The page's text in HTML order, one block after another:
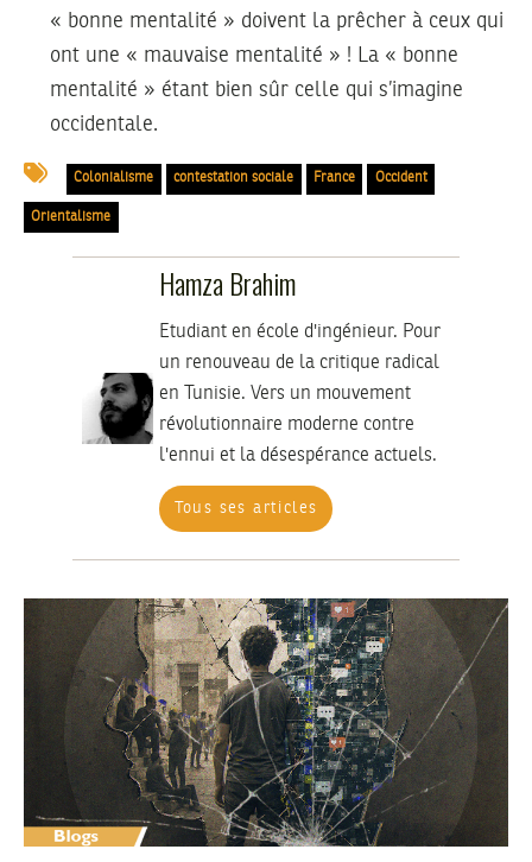
« bonne mentalité » doivent la prêcher à ceux qui
ont une « mauvaise mentalité » ! La « bonne
mentalité » étant bien sûr celle qui s’imagine
occidentale.
Colonialisme contestation sociale France Occident
Orientalisme
Hamza Brahim
Etudiant en école d'ingénieur. Pour
un renouveau de la critique radical
en Tunisie. Vers un mouvement
révolutionnaire moderne contre
l'ennui et la désespérance actuels.
Tous ses articles